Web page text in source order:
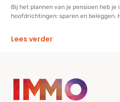
Bij het plannen van je pensioen heb je
hoofdrichtingen: sparen en
Lees verder